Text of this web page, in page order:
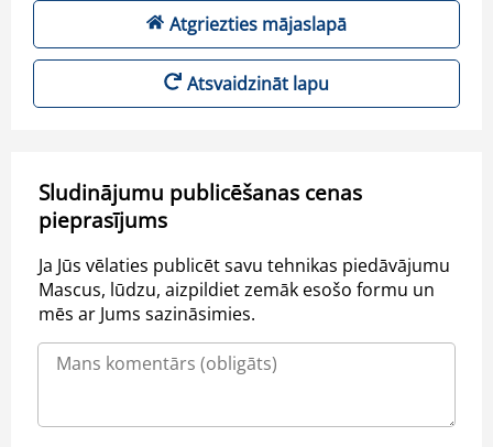
Atgriezties mājaslapā
Atsvaidzināt lapu
Sludinājumu publicēšanas cenas
pieprasījums
Ja Jūs vēlaties publicēt savu tehnikas piedāvājumu
Mascus, lūdzu, aizpildiet zemāk esošo formu un
mēs ar Jums sazināsimies.